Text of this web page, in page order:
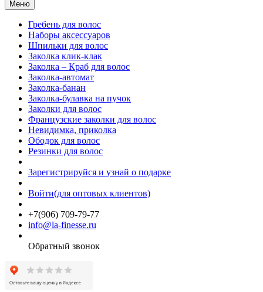
Меню
Гребень для волос
Наборы аксессуаров
Шпильки для волос
Заколка клик-клак
Заколка – Краб для волос
Заколка-автомат
Заколка-банан
Заколка-булавка на пучок
Заколки для волос
Французские заколки для волос
Невидимка, приколка
Ободок для волос
Резинки для волос
Зарегистрируйся и узнай о подарке
Войти(для оптовых клиентов)
+7(906) 709-79-77
info@la-finesse.ru
Обратный звонок